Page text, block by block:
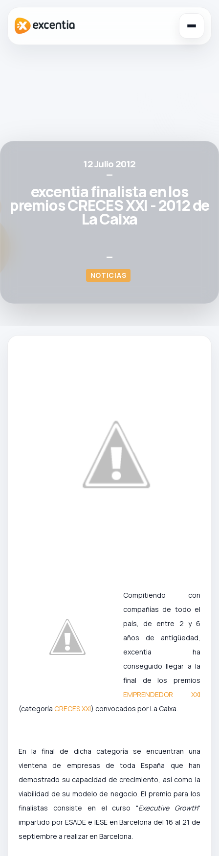
12 Julio 2012
—
excentia finalista en los
premios CRECES XXI - 2012 de
La Caixa
—
NOTICIAS
Compitiendo con
compañías de todo el
país, de entre 2 y 6
años de antigüedad,
excentia ha
conseguido llegar a la
final de los premios
EMPRENDEDOR XXI
(categoría CRECES XXI) convocados por La Caixa.
En la final de dicha categoría se encuentran una
vientena de empresas de toda España que han
demostrado su capacidad de crecimiento, así como la
viabilidad de su modelo de negocio. El premio para los
finalistas consiste en el curso "Executive Growth"
impartido por ESADE e IESE en Barcelona del 16 al 21 de
septiembre a realizar en Barcelona.